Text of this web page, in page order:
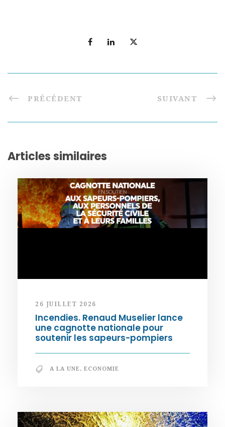
PRÉCÉDENT SUIVANT
Articles similaires
26 JUILLET 2026
Incendies. Renaud Muselier lance
une cagnotte nationale pour
soutenir les sapeurs-pompiers
A LA UNE, ECONOMIE